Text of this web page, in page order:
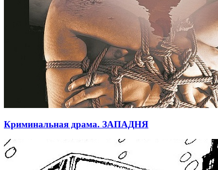
Криминальная драма. ЗАПАДНЯ